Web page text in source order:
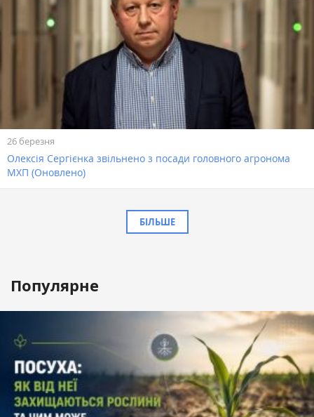
26 березня
Олексія Сергієнка звільнено з посади головного агронома
МХП (Оновлено)
БІЛЬШЕ
Популярне